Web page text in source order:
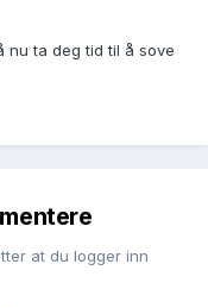
nu ta deg tid til å sove
at du logger inn